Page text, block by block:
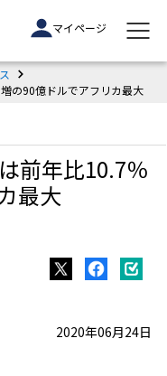
マイページ
の90億ドルでアフリカ最大
前年比10.7％
最大
2020年06月24日